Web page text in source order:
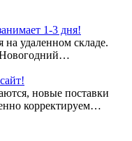
1-3 дня!
на удаленном складе.
Новогодний…
новые поставки
корректируем…